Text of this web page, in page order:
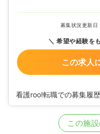
募集状況更新日
希望や経験を
この求人
看護roo!転職での募集履歴
正・准看護師
正・准看護師
この施